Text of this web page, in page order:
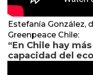
Estefanía González,
Greenpeace Chile:
“En Chile hay
capacidad del